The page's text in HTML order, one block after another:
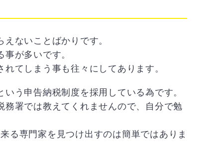
ないことばかりです。
が多いです。
てしまう事も往々にしてあります。
う申告納税制度を採用している為です。
署では教えてくれませんので、自分で勉
る専門家を見つけ出すのは簡単ではありま